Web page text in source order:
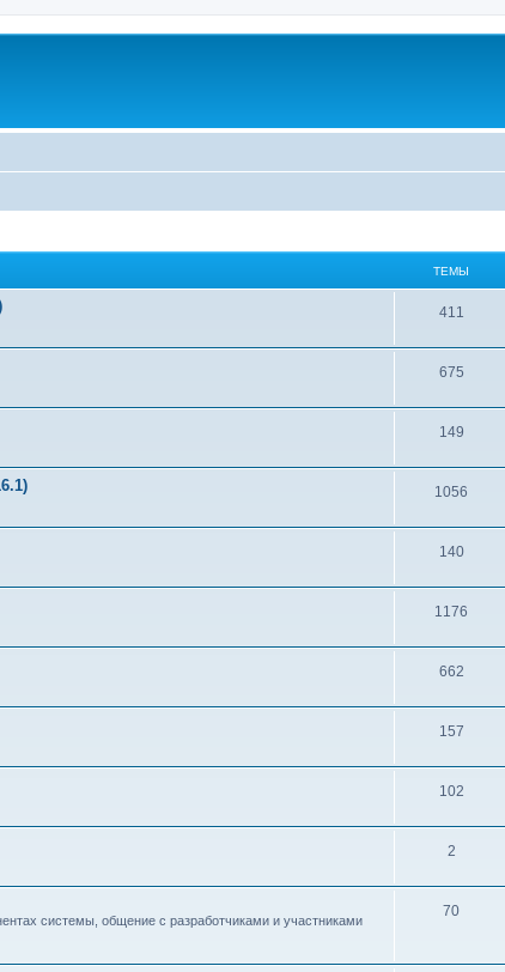
ТЕМЫ
411
675
149
1056
140
1176
662
157
102
2
системы, общение с разработчиками и участниками
70